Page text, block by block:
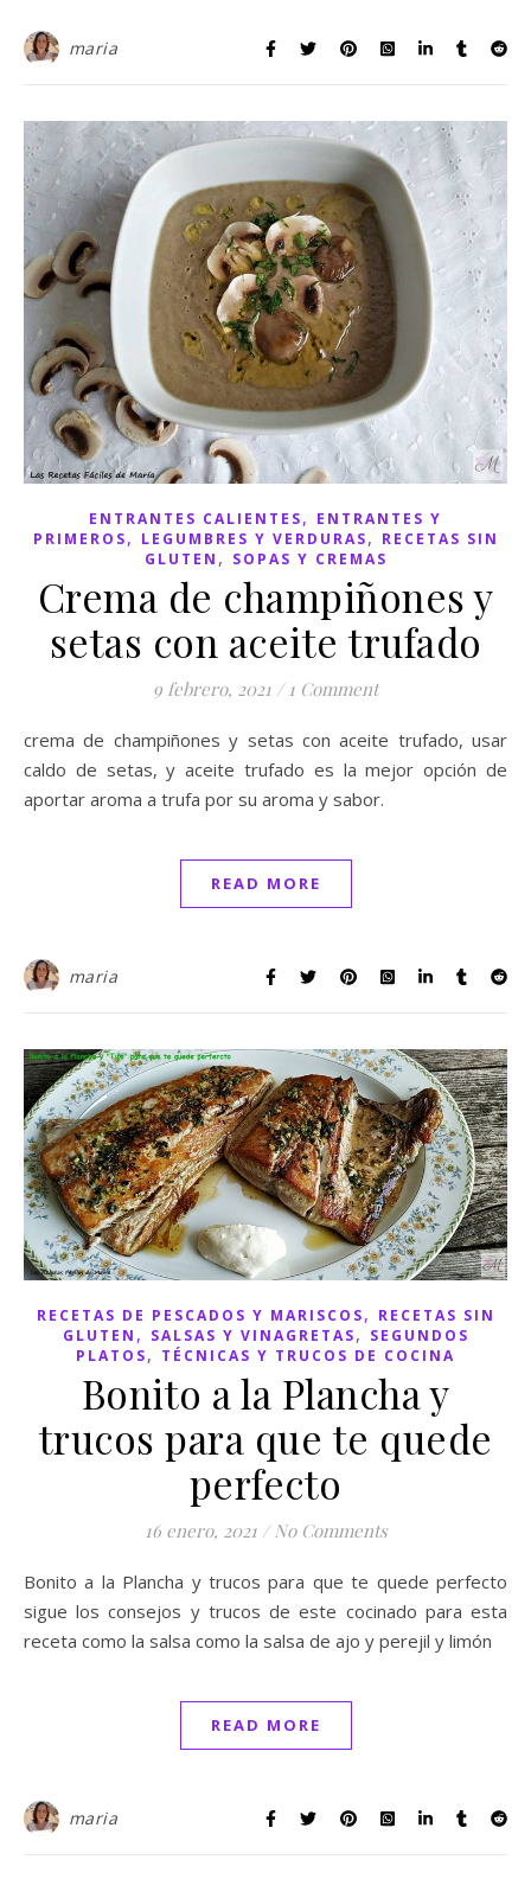
maria
ENTRANTES CALIENTES, ENTRANTES Y
PRIMEROS, LEGUMBRES Y VERDURAS, RECETAS SIN
GLUTEN , SOPAS Y CREMAS
Crema de champiñones y
setas con aceite trufado
9 febrero, 2021 / 1 Comment
crema de champiñones y setas con aceite trufado, usar
caldo de setas, y aceite trufado es la mejor opción de
aportar aroma a trufa por su aroma y sabor.
READ MORE
maria
RECETAS DE PESCADOS Y MARISCOS, RECETAS SIN
GLUTEN , SALSAS Y VINAGRETAS, SEGUNDOS
PLATOS, TÉCNICAS Y TRUCOS DE COCINA
Bonito a la Plancha y
trucos para que te quede
perfecto
16 enero, 2021 / No Comments
Bonito a la Plancha y trucos para que te quede perfecto
sigue los consejos y trucos de este cocinado para esta
receta como la salsa como la salsa de ajo y perejil y limón
READ MORE
maria